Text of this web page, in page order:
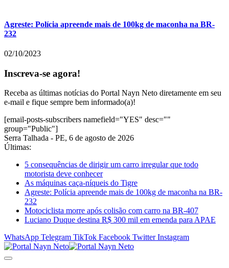
Agreste: Polícia apreende mais de 100kg de maconha na BR-
232
02/10/2023
Inscreva-se agora!
Receba as últimas notícias do Portal Nayn Neto diretamente em seu
e-mail e fique sempre bem informado(a)!
[email-posts-subscribers namefield="YES" desc=""
group="Public"]
Serra Talhada - PE, 6 de agosto de 2026
Últimas:
5 consequências de dirigir um carro irregular que todo
motorista deve conhecer
As máquinas caça-níqueis do Tigre
Agreste: Polícia apreende mais de 100kg de maconha na BR-
232
Motociclista morre após colisão com carro na BR-407
Luciano Duque destina R$ 300 mil em emenda para APAE
WhatsApp Telegram TikTok Facebook Twitter Instagram